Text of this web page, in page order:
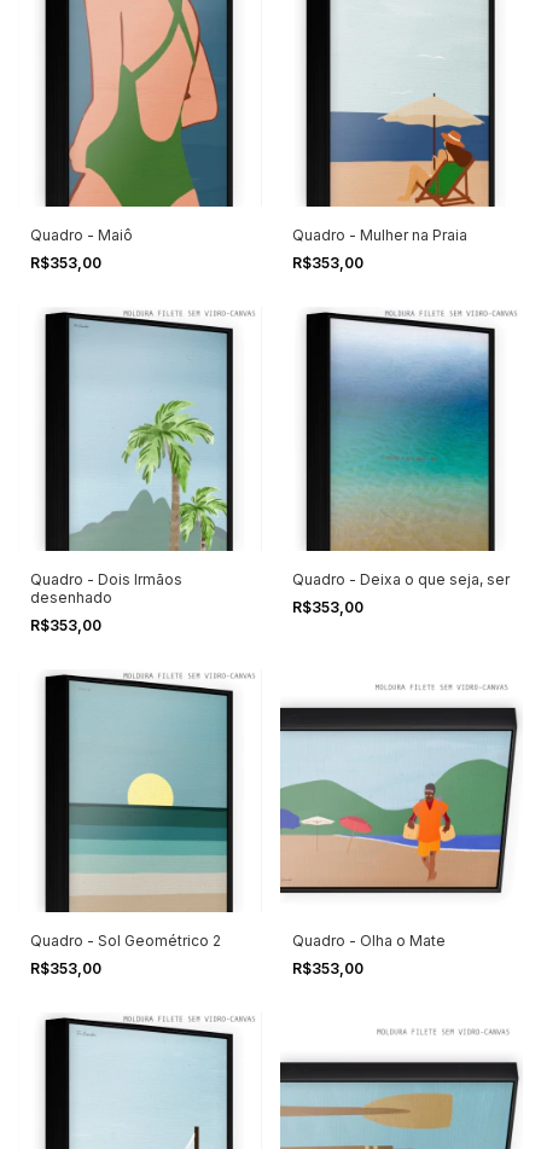
Quadro - Maiô
R$353,00
Quadro - Mulher na Praia
R$353,00
Quadro - Dois Irmãos
desenhado
R$353,00
Quadro - Deixa o que seja, ser
R$353,00
Quadro - Sol Geométrico 2
R$353,00
Quadro - Olha o Mate
R$353,00